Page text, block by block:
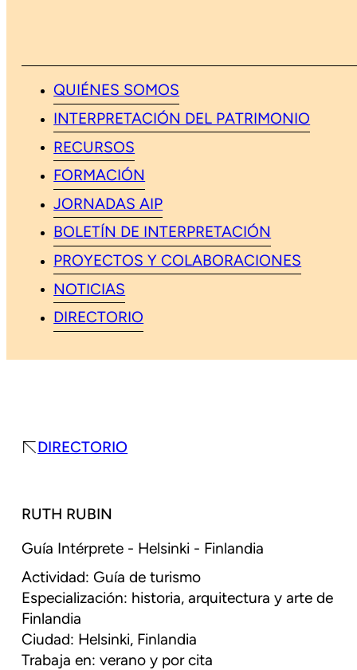
QUIÉNES SOMOS
INTERPRETACIÓN DEL PATRIMONIO
RECURSOS
FORMACIÓN
JORNADAS AIP
BOLETÍN DE INTERPRETACIÓN
PROYECTOS Y COLABORACIONES
NOTICIAS
DIRECTORIO
DIRECTORIO
RUTH RUBIN
Guía Intérprete - Helsinki - Finlandia
Actividad: Guía de turismo
Especialización: historia, arquitectura y arte de
Finlandia
Ciudad: Helsinki, Finlandia
Trabaja en: verano y por cita